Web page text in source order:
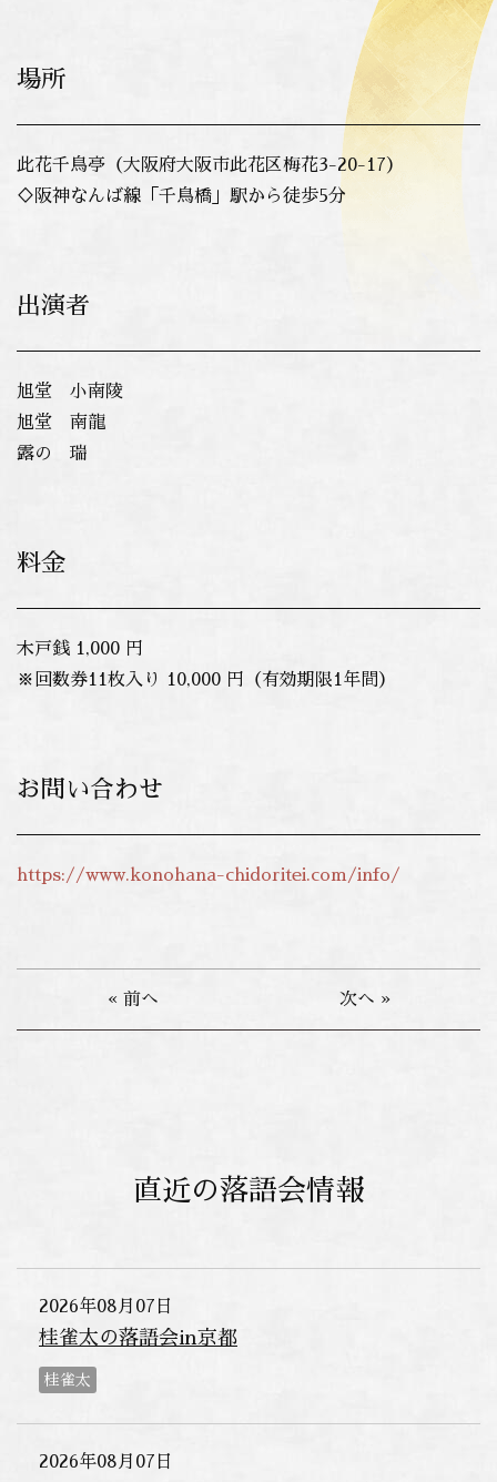
場所
此花千鳥亭（大阪府大阪市此花区梅花3-20-17）
♢阪神なんば線「千鳥橋」駅から徒歩5分
出演者
旭堂 小南陵
旭堂 南龍
露の 瑞
料金
木戸銭 1,000 円
※回数券11枚入り 10,000 円（有効期限1年間）
お問い合わせ
https://www.konohana-chidoritei.com/info/
« 前へ 次へ »
直近の落語会情報
2026年08月07日
桂雀太の落語会in京都
桂雀太
2026年08月07日